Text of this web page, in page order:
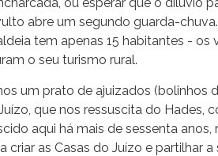
abre um segundo guarda-
tem apenas 15 habitantes - os
o seu turismo rural.
um prato de ajuizados (bolinhos
que nos ressuscita do Hades,
aqui há mais de sessenta anos,
as Casas do Juízo e partilhar a